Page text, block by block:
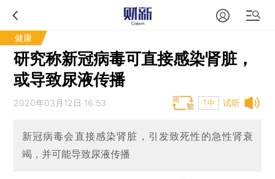
健康
研究称新冠病毒可直接感染肾脏，
或导致尿液传播
试听
2020年03月12日 16:53 T中
新冠病毒会直接感染肾脏，引发致死性的急性肾衰
竭，并可能导致尿液传播